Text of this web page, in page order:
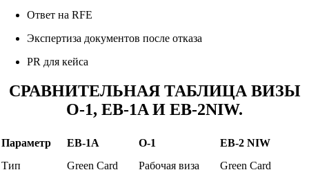
Ответ на RFE
Экспертиза документов после отказа
PR для кейса
СРАВНИТЕЛЬНАЯ ТАБЛИЦА ВИЗЫ
О-1, EB-1A И EB-2NIW.
Параметр EB-1A O-1
EB-2 NIW
Тип
Green Card Рабочая виза Green Card